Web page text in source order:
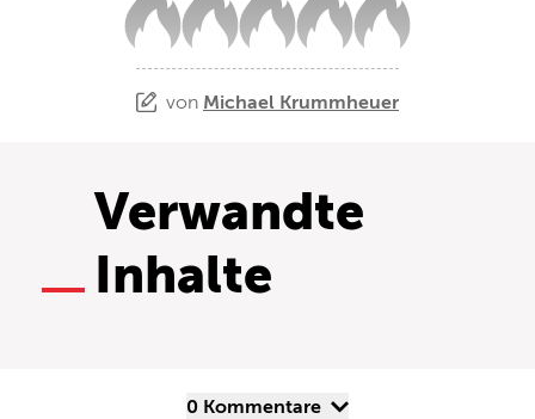
von Michael Krummheuer
Verwandte
Inhalte
0 Kommentare